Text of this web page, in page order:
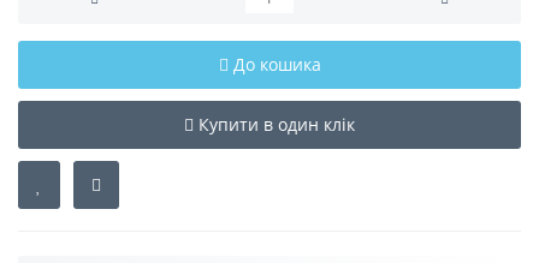
До кошика
Купити в один клік